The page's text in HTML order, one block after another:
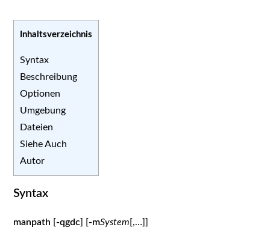
Inhaltsverzeichnis
Syntax
Beschreibung
Optionen
Umgebung
Dateien
Siehe Auch
Autor
Syntax
manpath [-qgdc] [-mSystem [,…]]